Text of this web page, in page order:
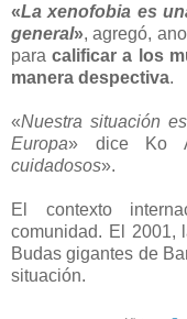
«La xenofobia es
general», agregó,
paracalificar a los
manera despectiva.
«Nuestra situación
Europa» dice Ko
cuidadosos».
El contexto
comunidad. El 2001,
Budas gigantes de
situación.